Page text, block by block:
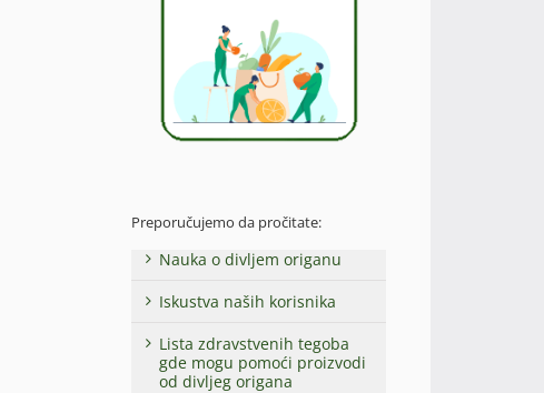
Preporučujemo da pročitate:
Nauka o divljem origanu
Iskustva naših korisnika
Lista zdravstvenih tegoba
gde mogu pomoći proizvodi
od divljeg origana